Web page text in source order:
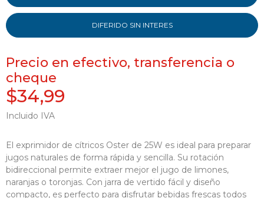
DIFERIDO SIN INTERES
Precio en efectivo, transferencia o
cheque
$34,99
Incluido IVA
El exprimidor de cítricos Oster de 25W es ideal para preparar
jugos naturales de forma rápida y sencilla. Su rotación
bidireccional permite extraer mejor el jugo de limones,
naranjas o toronjas. Con jarra de vertido fácil y diseño
compacto, es perfecto para disfrutar bebidas frescas todos